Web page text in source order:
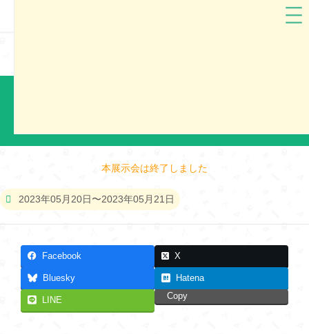
本展示会は終了しました
2023年05月20日〜2023年05月21日
Facebook X
Bluesky Hatena
LINE Copy